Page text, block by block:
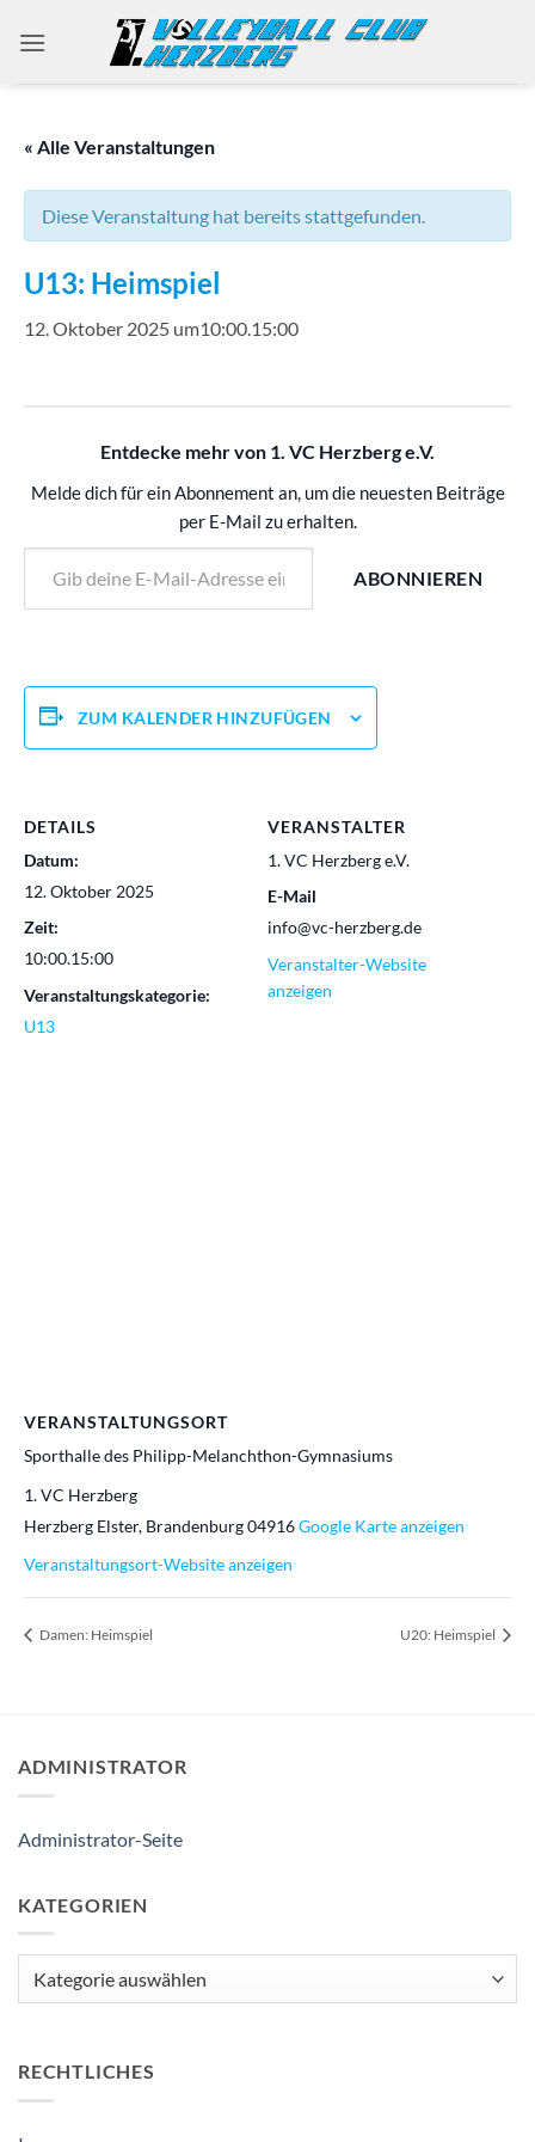
Inhalt
« Alle Veranstaltungen
Diese Veranstaltung hat bereits stattgefunden.
U13: Heimspiel
12. Oktober 2025 um10:00.15:00
Entdecke mehr von 1. VC Herzberg e.V.
Melde dich für ein Abonnement an, um die neuesten Beiträge
per E-Mail zu erhalten.
Gib deine E-Mail-Adresse ein ...
ABONNIEREN
ZUM KALENDER HINZUFÜGEN
DETAILS
Datum:
12. Oktober 2025
Zeit:
10:00.15:00
Veranstaltungskategorie:
U13
VERANSTALTER
1. VC Herzberg e.V.
E-Mail
info@vc-herzberg.de
Veranstalter-Website
anzeigen
VERANSTALTUNGSORT
Sporthalle des Philipp-Melanchthon-Gymnasiums
1. VC Herzberg
Herzberg Elster, Brandenburg04916Google Karte anzeigen
Veranstaltungsort-Website anzeigen
Damen: Heimspiel U20: Heimspiel
ADMINISTRATOR
Administrator-Seite
KATEGORIEN
RECHTLICHES